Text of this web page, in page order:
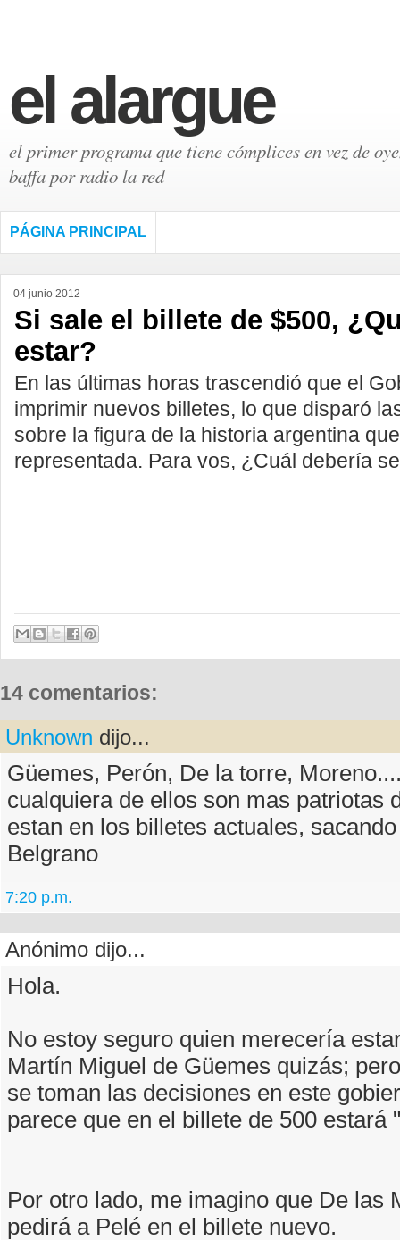
el alargue
el primer programa que tiene cómplices en vez de
baffa por radio la red
PÁGINA PRINCIPAL
04 junio 2012
Si sale el billete de $500,
estar?
En las últimas horas trascendió que el
imprimir nuevos billetes, lo que disparó
sobre la figura de la historia argentina
representada. Para vos, ¿Cuál debería
14 comentarios:
Unknown dijo...
Güemes, Perón, De la torre,
cualquiera de ellos son mas patriotas
estan en los billetes actuales,
Belgrano
7:20 p.m.
Anónimo dijo...
Hola.
No estoy seguro quien merecería
Martín Miguel de Güemes quizás;
se toman las decisiones en este
parece que en el billete de 500 estará
Por otro lado, me imagino que De las
pedirá a Pelé en el billete nuevo.